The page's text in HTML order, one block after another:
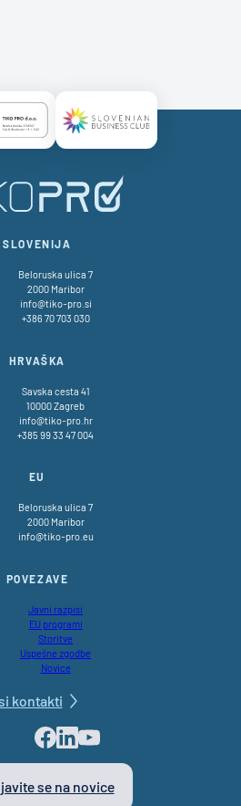
Certificate AAA LogoCertificate SBC Logo
SLOVENIJA
Beloruska ulica 7
2000 Maribor
info@tiko-pro.si
+386 70 703 030
HRVAŠKA
Savska cesta 41
10000 Zagreb
info@tiko-pro.hr
+385 99 33 47 004
EU
Beloruska ulica 7
2000 Maribor
info@tiko-pro.eu
POVEZAVE
Javni razpisi
EU programi
Storitve
Uspešne zgodbe
Novice
kontakti
Facebook
LinkedIn
Youtube
se na novice